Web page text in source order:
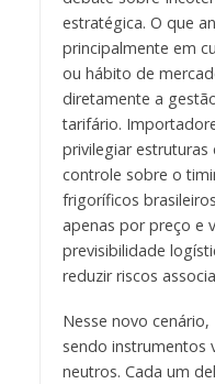
estratégica. O que
principalmente em
ou hábito de
diretamente a
tarifário.
privilegiar
controle sobre o
frigoríficos
apenas por preço e
previsibilidade
reduzir riscos
Nesse novo cenário,
sendo instrumentos
neutros. Cada um